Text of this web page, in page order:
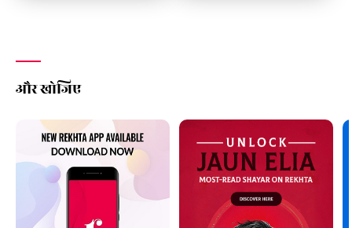
और खोजिए